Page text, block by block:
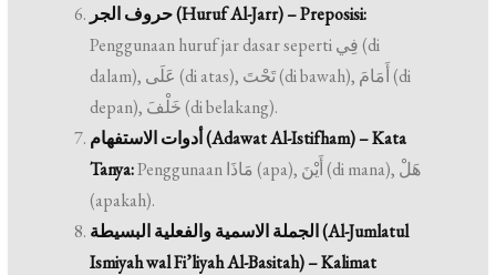
حروف الجر (Huruf Al-Jarr) – Preposisi:
Penggunaan huruf jar dasar seperti فِي (di
dalam), عَلَى (di atas), تَحْتَ (di bawah), أَمَامَ (di
depan), خَلْفَ (di belakang).
أدوات الاستفهام (Adawat Al-Istifham) – Kata
Tanya:Penggunaan مَاذَا (apa), أَيْنَ (di mana), هَلْ
(apakah).
الجملة الاسمية والفعلية البسيطة (Al-Jumlatul
Ismiyah wal Fi’liyah Al-Basitah) – Kalimat